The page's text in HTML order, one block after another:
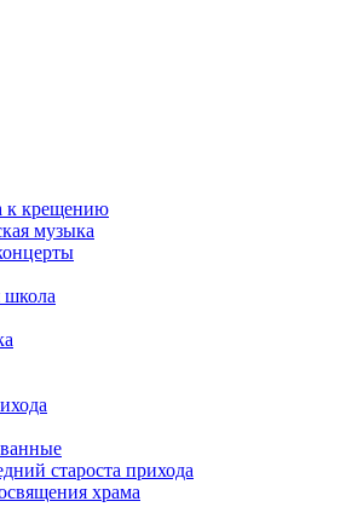
к крещению
музыка
школа
староста прихода
храма